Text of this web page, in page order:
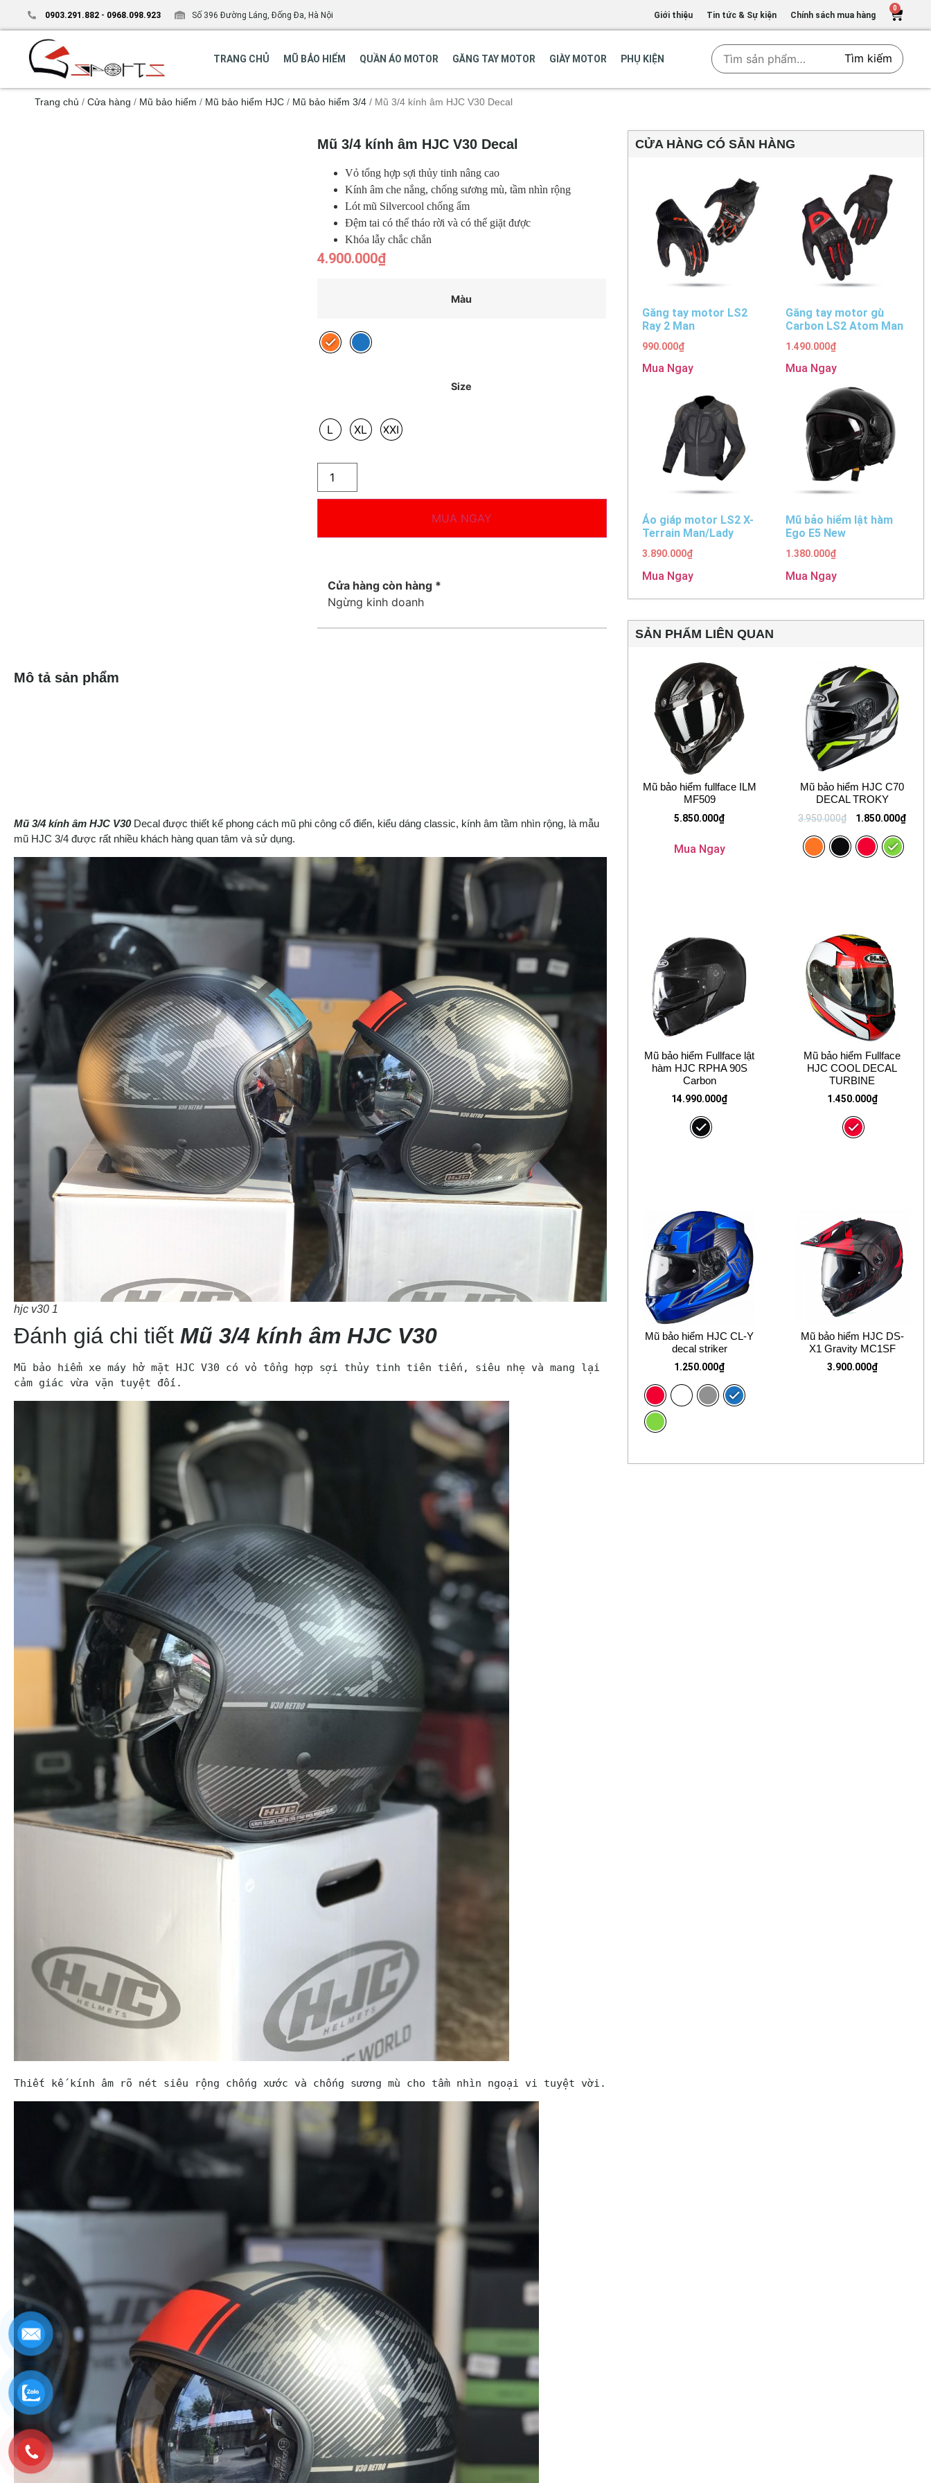
0903.291.882 - 0968.098.923 Số 396 Đường Láng, Đống Đa, Hà Nội Giới thiệu Tin tức & Sự kiện Chính sách mua hàng
0
TRANG CHỦ MŨ BẢO HIỂM QUẦN ÁO MOTOR GĂNG TAY MOTOR GIÀY MOTOR PHỤ KIỆN Tìm kiếm
Trang chủ / Cửa hàng / Mũ bảo hiểm / Mũ bảo hiểm HJC / Mũ bảo hiểm 3/4 / Mũ 3/4 kính âm HJC V30 Decal
Mũ 3/4 kính âm HJC V30 Decal
Vỏ tổng hợp sợi thủy tinh nâng cao
Kính âm che nắng, chống sương mù, tầm nhìn rộng
Lót mũ Silvercool chống ẩm
Đệm tai có thể tháo rời và có thể giặt được
Khóa lẫy chắc chắn
4.900.000₫
Màu
Size
L XL XXL
MUA NGAY
Cửa hàng còn hàng *
Ngừng kinh doanh
Mô tả sản phẩm
Mũ 3/4 kính âm HJC V30Decal được thiết kế phong cách mũ phi công cổ điển, kiểu dáng classic, kính âm tầm nhìn rộng, là mẫu
mũ HJC 3/4 được rất nhiều khách hàng quan tâm và sử dụng.
hjc v30 1
Đánh giá chi tiết Mũ 3/4 kính âm HJC V30
Mũ bảo hiểm xe máy hở mặt HJC V30 có vỏ tổng hợp sợi thủy tinh tiên tiến, siêu nhẹ và mang lại
CỬA HÀNG CÓ SẴN HÀNG
Găng tay motor LS2
Ray 2 Man
990.000₫
Mua Ngay
Găng tay motor gù
Carbon LS2 Atom Man
1.490.000₫
Mua Ngay
Áo giáp motor LS2 X-
Terrain Man/Lady
3.890.000₫
Mua Ngay
Mũ bảo hiểm lật hàm
Ego E5 New
1.380.000₫
Mua Ngay
SẢN PHẨM LIÊN QUAN
Mũ bảo hiểm fullface ILM
MF509
5.850.000₫
Mua Ngay
Mũ bảo hiểm HJC C70
DECAL TROKY
3.950.000₫ 1.850.000₫
Mũ bảo hiểm Fullface lật
hàm HJC RPHA 90S
Carbon
14.990.000₫
Mũ bảo hiểm Fullface
HJC COOL DECAL
TURBINE
1.450.000₫
Mũ bảo hiểm HJC CL-Y
decal striker
1.250.000₫
Mũ bảo hiểm HJC DS-
X1 Gravity MC1SF
3.900.000₫